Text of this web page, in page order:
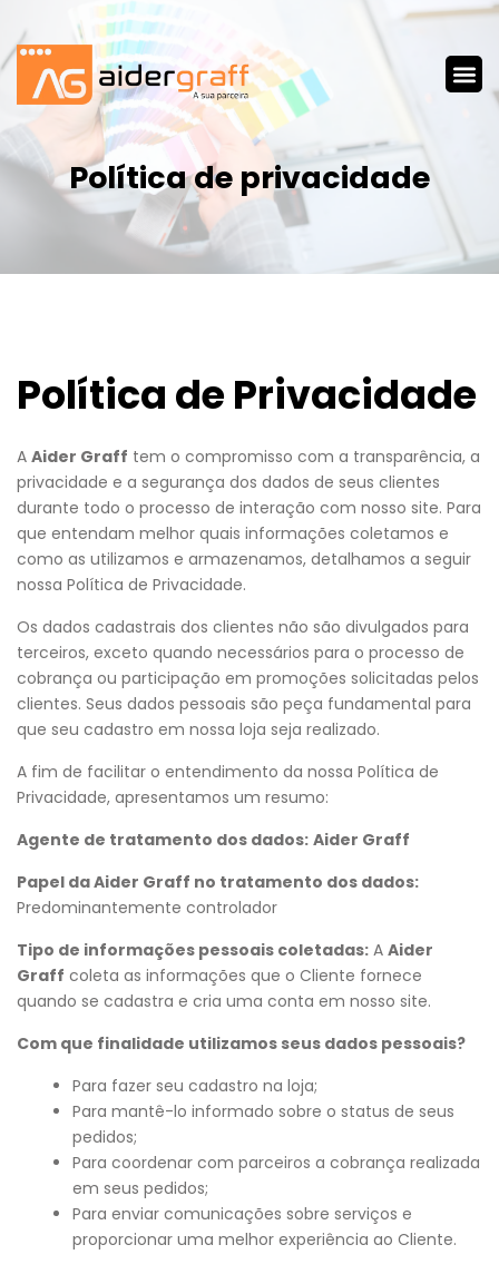
Política de privacidade
Política de Privacidade
A Aider Graff tem o compromisso com a transparência, a
privacidade e a segurança dos dados de seus clientes
durante todo o processo de interação com nosso site. Para
que entendam melhor quais informações coletamos e
como as utilizamos e armazenamos, detalhamos a seguir
nossa Política de Privacidade.
Os dados cadastrais dos clientes não são divulgados para
terceiros, exceto quando necessários para o processo de
cobrança ou participação em promoções solicitadas pelos
clientes. Seus dados pessoais são peça fundamental para
que seu cadastro em nossa loja seja realizado.
A fim de facilitar o entendimento da nossa Política de
Privacidade, apresentamos um resumo:
Agente de tratamento dos dados: Aider Graff
Papel da Aider Graff no tratamento dos dados:
Predominantemente controlador
Tipo de informações pessoais coletadas: A Aider
Graff coleta as informações que o Cliente fornece
quando se cadastra e cria uma conta em nosso site.
Com que finalidade utilizamos seus dados pessoais?
Para fazer seu cadastro na loja;
Para mantê-lo informado sobre o status de seus
pedidos;
Para coordenar com parceiros a cobrança realizada
em seus pedidos;
Para enviar comunicações sobre serviços e
proporcionar uma melhor experiência ao Cliente.